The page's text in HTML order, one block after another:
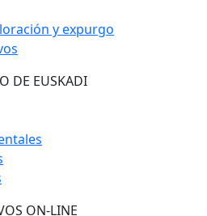
y expurgo
DE EUSKADI
ON-LINE